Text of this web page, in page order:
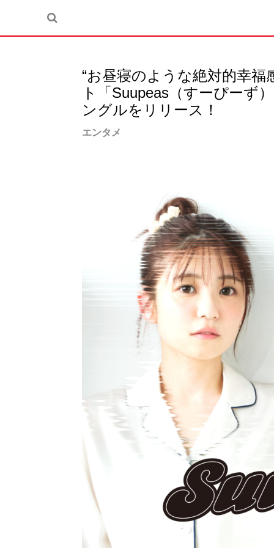
“お昼寝のような絶対的幸
ト「Suupeas（すーぴーず
ングルをリリース！
エンタメ